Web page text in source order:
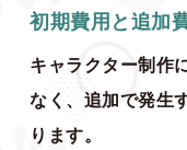
初期費用と追加
キャラクター制作
なく、追加で発生
ります。